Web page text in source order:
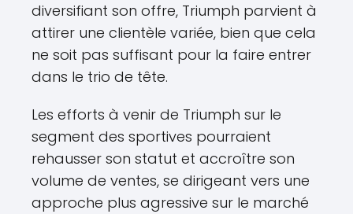
diversifiant son offre, Triumph parvient à
attirer une clientèle variée, bien que cela
ne soit pas suffisant pour la faire entrer
dans le trio de tête.
Les efforts à venir de Triumph sur le
segment des sportives pourraient
rehausser son statut et accroître son
volume de ventes, se dirigeant vers une
approche plus agressive sur le marché